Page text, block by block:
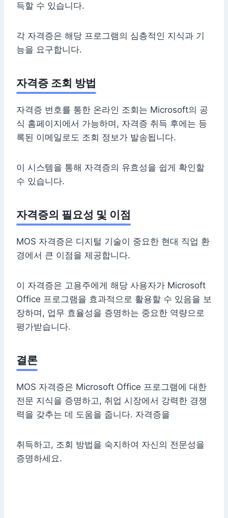
득할 수 있습니다.
각 자격증은 해당 프로그램의 심층적인 지식과 기
능을 요구합니다.
자격증 조회 방법
자격증 번호를 통한 온라인 조회는 Microsoft의 공
식 홈페이지에서 가능하며, 자격증 취득 후에는 등
록된 이메일로도 조회 정보가 발송됩니다.
이 시스템을 통해 자격증의 유효성을 쉽게 확인할
수 있습니다.
자격증의 필요성 및 이점
MOS 자격증은 디지털 기술이 중요한 현대 직업 환
경에서 큰 이점을 제공합니다.
이 자격증은 고용주에게 해당 사용자가 Microsoft
Office 프로그램을 효과적으로 활용할 수 있음을 보
장하며, 업무 효율성을 증명하는 중요한 역량으로
평가받습니다.
결론
MOS 자격증은 Microsoft Office 프로그램에 대한
전문 지식을 증명하고, 취업 시장에서 강력한 경쟁
력을 갖추는 데 도움을 줍니다. 자격증을
취득하고, 조회 방법을 숙지하여 자신의 전문성을
증명하세요.